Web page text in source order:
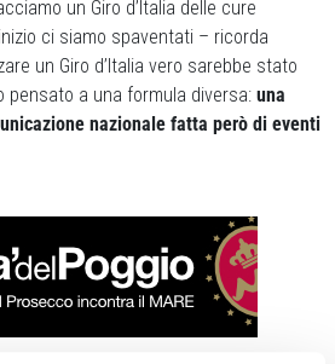
un Giro d’Italia delle cure
ci siamo spaventati – ricorda
un Giro d’Italia vero sarebbe stato
pensato a una formula diversa: una
nazionale fatta però di eventi